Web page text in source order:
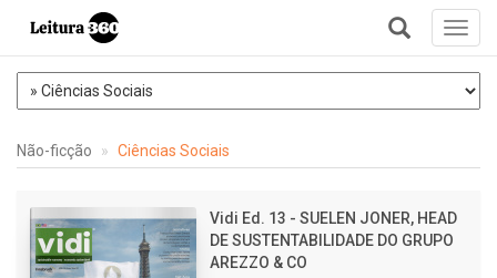
+
Não-ficção Ciências Sociais
Vidi Ed. 13 - SUELEN JONER, HEAD
DE SUSTENTABILIDADE DO GRUPO
AREZZO & CO